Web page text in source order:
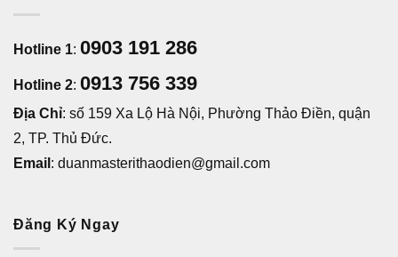
Hotline 1: 0903 191 286
Hotline 2: 0913 756 339
Địa Chỉ: số 159 Xa Lộ Hà Nội, Phường Thảo Điền, quận
2, TP. Thủ Đức.
Email : duanmasterithaodien@gmail.com
Đăng Ký Ngay